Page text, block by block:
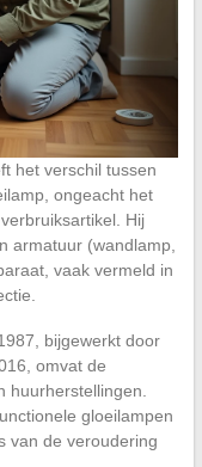
het verschil tussen
ongeacht het
Hij
armatuur (wandlamp,
vaak vermeld in
bijgewerkt door
omvat de
huurherstellingen.
gloeilampen
van de veroudering